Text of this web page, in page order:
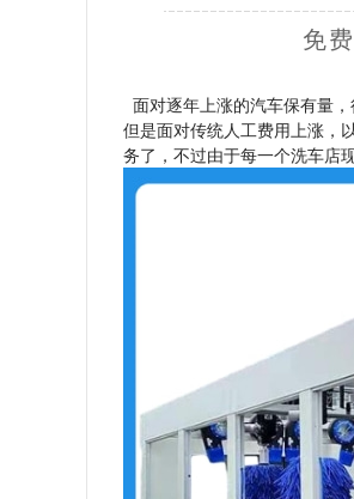
免
面对逐年上涨的汽车保有量
但是面对传统人工费用上涨，
务了，不过由于每一个洗车店